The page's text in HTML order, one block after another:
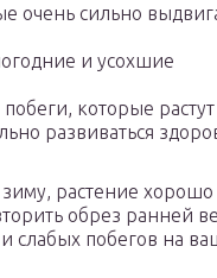
очень сильно
и усохшие
побеги, которые
развиваться
растение хорошо
обрез ранней
слабых побегов на